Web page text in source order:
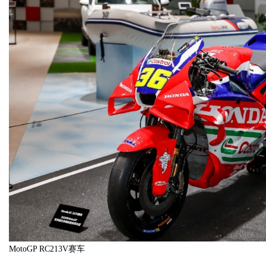
MotoGP RC213V赛车